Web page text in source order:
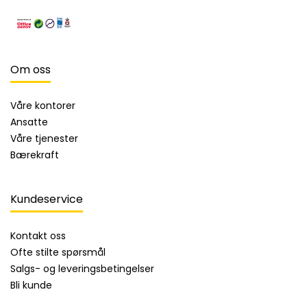
Om oss
Våre kontorer
Ansatte
Våre tjenester
Bærekraft
Kundeservice
Kontakt oss
Ofte stilte spørsmål
Salgs- og leveringsbetingelser
Bli kunde